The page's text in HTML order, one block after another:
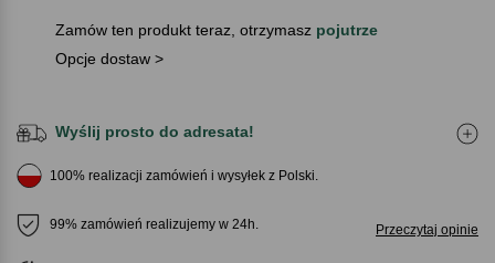
Zamów ten produkt teraz, otrzymasz pojutrze
Opcje dostaw >
Wyślij prosto do adresata!
100% realizacji zamówień i wysyłek z Polski.
99% zamówień realizujemy w 24h. Przeczytaj opinie